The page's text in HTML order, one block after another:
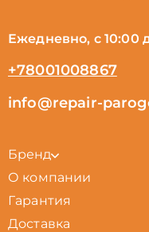
Ежедневно, с 10:00
+78001008867
info@repair-
Бренд
О компании
Гарантия
Доставка